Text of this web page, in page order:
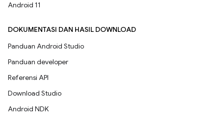
Android 11
DOKUMENTASI DAN HASIL DOWNLOAD
Panduan Android Studio
Panduan developer
Referensi API
Download Studio
Android NDK